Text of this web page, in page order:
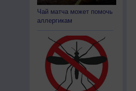
Чай матча может помочь
аллергикам